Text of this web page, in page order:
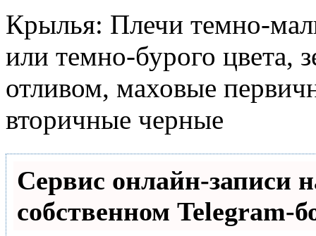
Крылья: Плечи темно-
или темно-бурого цвета,
отливом, маховые
вторичные черные
Сервис онлайн-записи
собственном Telegram-